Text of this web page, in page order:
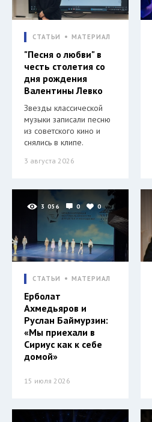
СТАТЬИ МАТЕРИАЛ
"Песня о любви" в
честь столетия со
дня рождения
Валентины Левко
Звезды классической
музыки записали песню
из советского кино и
снялись в клипе.
3 августа 2026
3 056 0 0
СТАТЬИ МАТЕРИАЛ
Ерболат
Ахмедьяров и
Руслан Баймурзин:
«Мы приехали в
Сириус как к себе
домой»
15 июля 2026